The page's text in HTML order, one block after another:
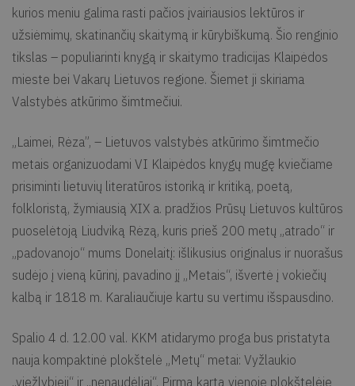
kurios meniu galima rasti pačios įvairiausios lektūros ir
užsiėmimų, skatinančių skaitymą ir kūrybiškumą. Šio renginio
tikslas – populiarinti knygą ir skaitymo tradicijas Klaipėdos
mieste bei Vakarų Lietuvos regione. Šiemet ji skiriama
Valstybės atkūrimo šimtmečiui.
„Laimei, Rėza”, – Lietuvos valstybės atkūrimo šimtmečio
metais organizuodami VI Klaipėdos knygų mugę kviečiame
prisiminti lietuvių literatūros istoriką ir kritiką, poetą,
folkloristą, žymiausią XIX a. pradžios Prūsų Lietuvos kultūros
puoselėtoją Liudviką Rėzą, kuris prieš 200 metų „atrado“ ir
„padovanojo“ mums Donelaitį: išlikusius originalus ir nuorašus
sudėjo į vieną kūrinį, pavadino jį „Metais“, išvertė į vokiečių
kalbą ir 1818 m. Karaliaučiuje kartu su vertimu išspausdino.
Spalio 4 d. 12.00 val. KKM atidarymo proga bus pristatyta
nauja kompaktinė plokštelė „Metų“ metai: Vyžlaukio
„viežlybieji“ ir „nenaudėliai“. Pirmą kartą vienoje plokštelėje